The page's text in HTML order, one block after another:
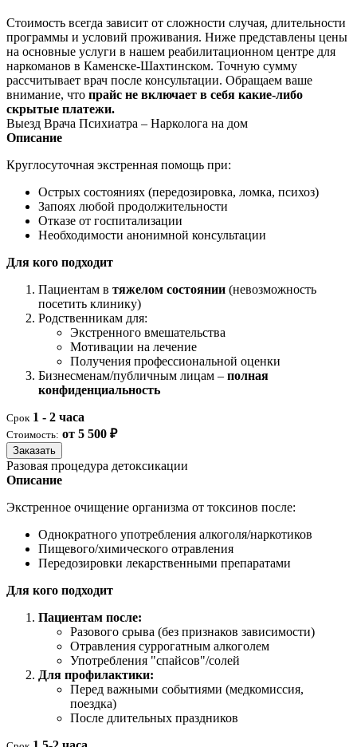
Стоимость всегда зависит от сложности случая, длительности
программы и условий проживания. Ниже представлены цены
на основные услуги в нашем реабилитационном центре для
наркоманов в Каменске-Шахтинском. Точную сумму
рассчитывает врач после консультации. Обращаем ваше
внимание, что прайс не включает в себя какие-либо
скрытые платежи.
Выезд Врача Психиатра – Нарколога на дом
Описание
Круглосуточная экстренная помощь при:
Острых состояниях (передозировка, ломка, психоз)
Запоях любой продолжительности
Отказе от госпитализации
Необходимости анонимной консультации
Для кого подходит
Пациентам в тяжелом состоянии (невозможность
посетить клинику)
Родственникам для:
Экстренного вмешательства
Мотивации на лечение
Получения профессиональной оценки
Бизнесменам/публичным лицам – полная
конфиденциальность
Срок 1 - 2 часа
Стоимость: от 5 500 ₽
Заказать
Разовая процедура детоксикации
Описание
Экстренное очищение организма от токсинов после:
Однократного употребления алкоголя/наркотиков
Пищевого/химического отравления
Передозировки лекарственными препаратами
Для кого подходит
Пациентам после:
Разового срыва (без признаков зависимости)
Отравления суррогатным алкоголем
Употребления "спайсов"/солей
Для профилактики:
Перед важными событиями (медкомиссия,
поездка)
После длительных праздников